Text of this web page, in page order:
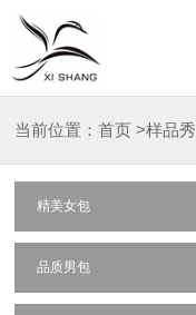
当前位置：首页 >样品秀
精美女包
品质男包